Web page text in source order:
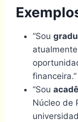
“Sou
financeira.”
“Sou
Núcleo de